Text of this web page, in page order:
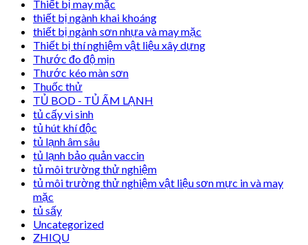
Thiết bị may mặc
thiết bị ngành khai khoáng
thiết bị ngành sơn nhựa và may mặc
Thiết bị thí nghiệm vật liệu xây dựng
Thước đo độ mịn
Thước kéo màn sơn
Thuốc thử
TỦ BOD - TỦ ẤM LẠNH
tủ cấy vi sinh
tủ hút khí độc
tủ lạnh âm sâu
tủ lạnh bảo quản vaccin
tủ môi trường thử nghiệm
tủ môi trường thử nghiệm vật liệu sơn mực in và may
mặc
tủ sấy
Uncategorized
ZHIQU